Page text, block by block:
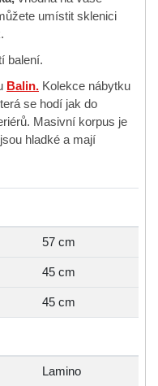
umístit sklenici
balení.
Balin. Kolekce nábytku
se hodí jak do
Masivní korpus je
hladké a mají
57 cm
45 cm
45 cm
Lamino